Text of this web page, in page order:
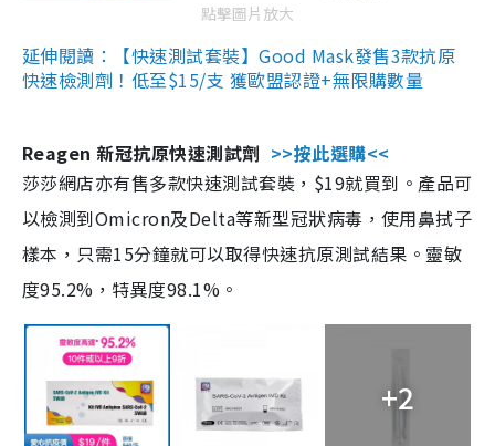
點擊圖片放大
延伸閱讀：【快速測試套裝】Good Mask發售3款抗原
快速檢測劑！低至$15/支 獲歐盟認證+無限購數量
Reagen 新冠抗原快速測試劑 >>按此選購<<
莎莎網店亦有售多款快速測試套裝，$19就買到。產品可
以檢測到Omicron及Delta等新型冠狀病毒，使用鼻拭子
樣本，只需15分鐘就可以取得快速抗原測試結果。靈敏
度95.2%，特異度98.1%。
+2